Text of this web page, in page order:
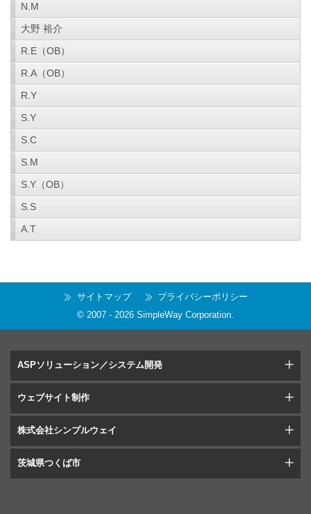
N.M
大野 裕介
R.E（OB）
R.A（OB）
R.Y
S.Y
S.C
S.M
S.Y（OB）
S.S
A.T
サイトマップ
プライバシーポリシー
© 2007 - 2026 SimpleWay Corporation.
ASPソリューション／システム開発
ウェブサイト制作
株式会社シンプルウェイ
茨城県つくば市